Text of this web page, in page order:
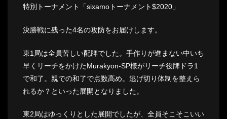
特別トーナメント「sixamoトーナメント$2020」
決勝戦に残った4名の攻防をお届けします。
東1局は全員苦しい配牌でした。手作りが進まない中いち
早くリーチをかけたMurakyon-SP様がリーチ役牌ドラ1
で和了。親での和了で点数高め。逃げ切り体制を整えら
れるか？といった展開となりました。
東2局はゆっくりとした展開でしたが、全員そこそこいい